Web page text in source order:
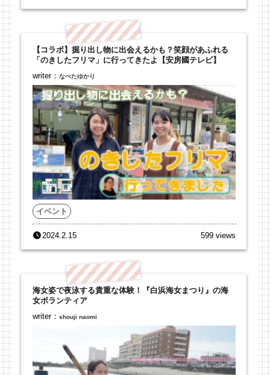
【コラボ】掘り出し物に出会えるかも？笑顔があふれる
「のきしたフリマ」に行ってきたよ【安房國テレビ】
writer： なべたゆかり
イベント
2024.2.15 599 views
海女姿で夜泳する貴重な体験！『白浜海女まつり』の海
女ボランティア
writer： shouji naomi